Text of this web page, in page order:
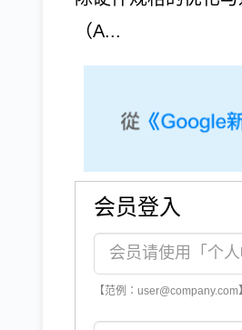
（A...
会员登入
【范例：user@company.com】